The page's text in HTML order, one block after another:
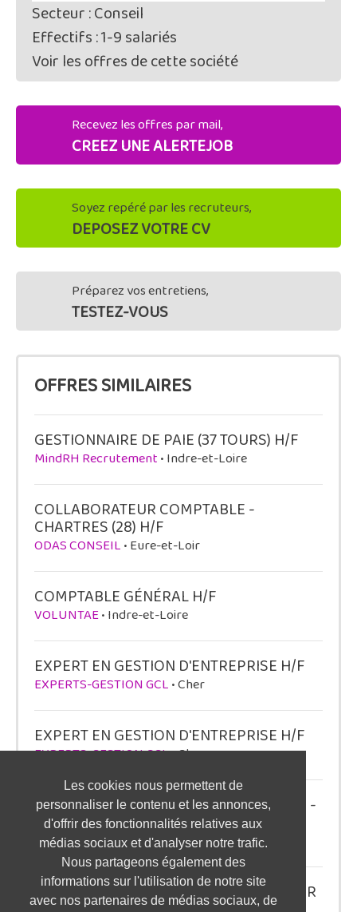
Les cookies nous permettent de
personnaliser le contenu et les annonces,
d'offrir des fonctionnalités relatives aux
médias sociaux et d'analyser notre trafic.
Nous partageons également des
informations sur l'utilisation de notre site
avec nos partenaires de médias sociaux, de
Secteur : Conseil
Effectifs : 1-9 salariés
Voir les offres de cette société
Recevez les offres par mail,
CREEZ UNE ALERTEJOB
Soyez repéré par les recruteurs,
DEPOSEZ VOTRE CV
Préparez vos entretiens,
TESTEZ-VOUS
OFFRES SIMILAIRES
GESTIONNAIRE DE PAIE (37 TOURS) H/F
MindRH Recrutement• Indre-et-Loire
COLLABORATEUR COMPTABLE -
CHARTRES (28) H/F
ODAS CONSEIL• Eure-et-Loir
COMPTABLE GÉNÉRAL H/F
VOLUNTAE• Indre-et-Loire
EXPERT EN GESTION D'ENTREPRISE H/F
EXPERTS-GESTION GCL• Cher
EXPERT EN GESTION D'ENTREPRISE H/F
EXPERTS-GESTION GCL• Cher
ALTERNANCE ASSISTANT-E COMPTABLE -
CHAMPAGNOLE H/F
ISCOD• Jura
ALTERNANCE ADOPS/TRAFFIC MANAGER